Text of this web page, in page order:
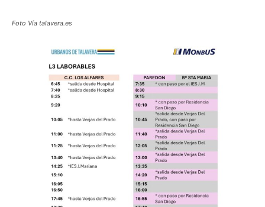
Foto Vía talavera.es